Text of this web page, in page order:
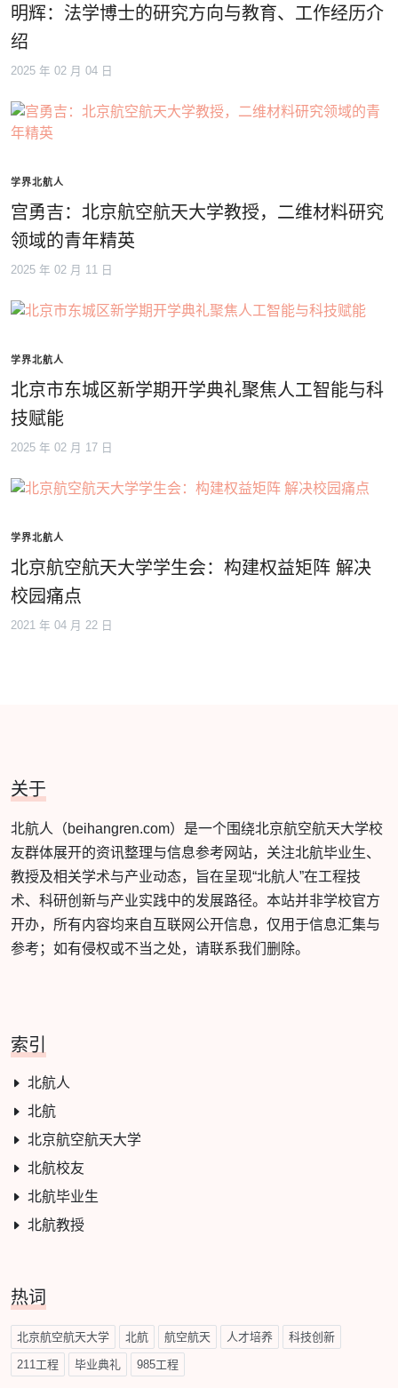
明辉：法学博士的研究方向与教育、工作经历介
绍
2025 年 02 月 04 日
学界北航人
宫勇吉：北京航空航天大学教授，二维材料研究
领域的青年精英
2025 年 02 月 11 日
学界北航人
北京市东城区新学期开学典礼聚焦人工智能与科
技赋能
2025 年 02 月 17 日
学界北航人
北京航空航天大学学生会：构建权益矩阵 解决
校园痛点
2021 年 04 月 22 日
关于
北航人（beihangren.com）是一个围绕北京航空航天大学校
友群体展开的资讯整理与信息参考网站，关注北航毕业生、
教授及相关学术与产业动态，旨在呈现“北航人”在工程技
术、科研创新与产业实践中的发展路径。本站并非学校官方
开办，所有内容均来自互联网公开信息，仅用于信息汇集与
参考；如有侵权或不当之处，请联系我们删除。
索引
北航人
北航
北京航空航天大学
北航校友
北航毕业生
北航教授
热词
北京航空航天大学 北航 航空航天 人才培养 科技创新
211工程 毕业典礼 985工程